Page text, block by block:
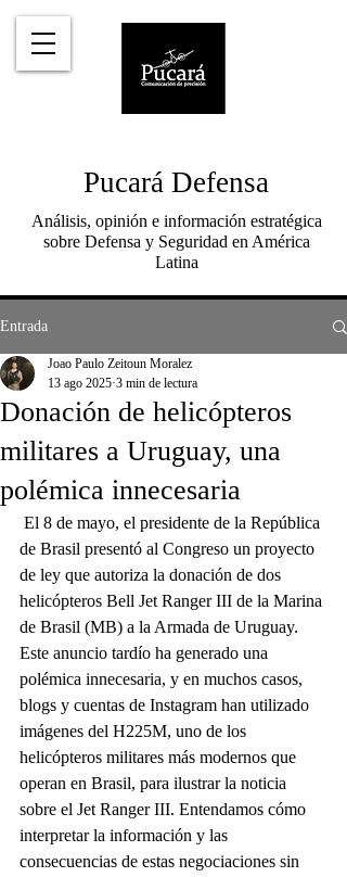
Pucará Defensa
Análisis, opinión e información estratégica
sobre Defensa y Seguridad en América
Latina
Entrada
Donación de helicópteros
militares a Uruguay, una
polémica innecesaria
Joao Paulo Zeitoun Moralez
13 ago 2025 3 min de lectura
El 8 de mayo, el presidente de la República
de Brasil presentó al Congreso un proyecto
de ley que autoriza la donación de dos
helicópteros Bell Jet Ranger III de la Marina
de Brasil (MB) a la Armada de Uruguay.
Este anuncio tardío ha generado una
polémica innecesaria, y en muchos casos,
blogs y cuentas de Instagram han utilizado
imágenes del H225M, uno de los
helicópteros militares más modernos que
operan en Brasil, para ilustrar la noticia
sobre el Jet Ranger III. Entendamos cómo
interpretar la información y las
consecuencias de estas negociaciones sin